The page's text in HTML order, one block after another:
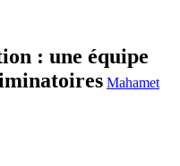
: une équipe
Mahamet